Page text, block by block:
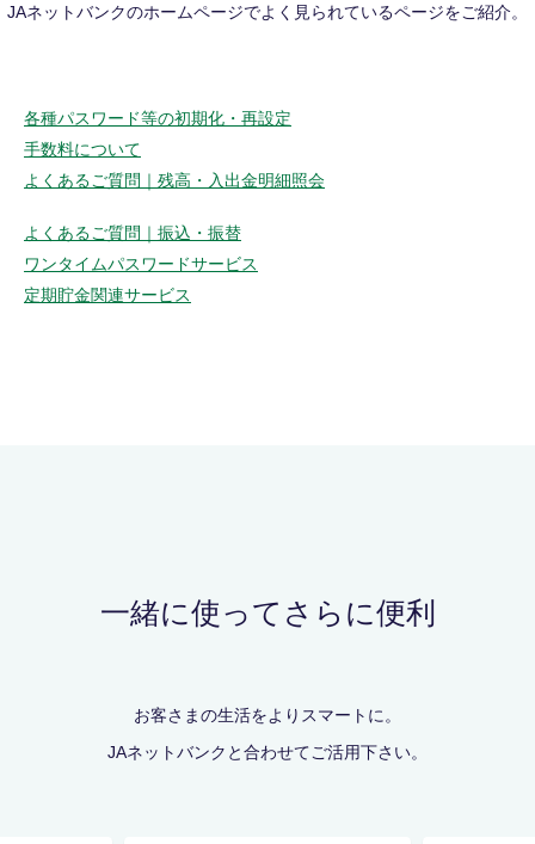
JAネットバンクのホームページでよく見られているページをご紹介。
各種パスワード等の初期化・再設定
手数料について
よくあるご質問｜残高・入出金明細照会
よくあるご質問｜振込・振替
ワンタイムパスワードサービス
定期貯金関連サービス
一緒に使ってさらに便利
お客さまの生活をよりスマートに。
JAネットバンクと合わせてご活用下さい。